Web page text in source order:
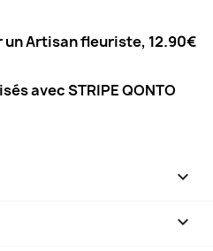
un Artisan fleuriste, 12.90€
avec STRIPE QONTO

